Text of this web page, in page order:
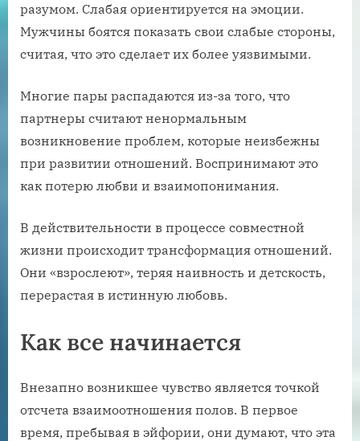
разумом. Слабая ориентируется на эмоции.
Мужчины боятся показать свои слабые стороны,
считая, что это сделает их более уязвимыми.
Многие пары распадаются из-за того, что
партнеры считают ненормальным
возникновение проблем, которые неизбежны
при развитии отношений. Воспринимают это
как потерю любви и взаимопонимания.
В действительности в процессе совместной
жизни происходит трансформация отношений.
Они «взрослеют», теряя наивность и детскость,
перерастая в истинную любовь.
Как все начинается
Внезапно возникшее чувство является точкой
отсчета взаимоотношения полов. В первое
время, пребывая в эйфории, они думают, что эта